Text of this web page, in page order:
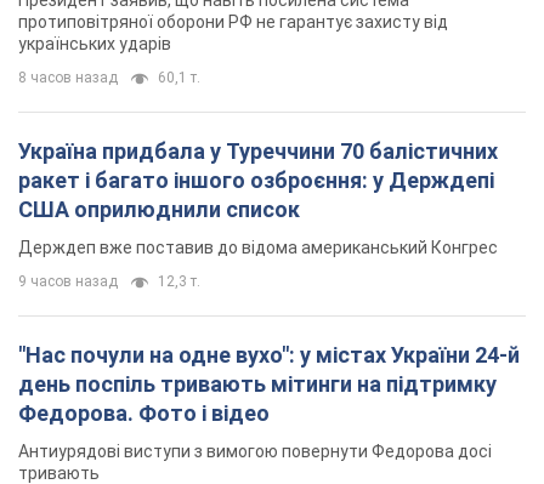
протиповітряної оборони РФ не гарантує захисту від
українських ударів
8 часов назад 60,1 т.
Україна придбала у Туреччини 70 балістичних
ракет і багато іншого озброєння: у Держдепі
США оприлюднили список
Держдеп вже поставив до відома американський Конгрес
9 часов назад 12,3 т.
"Нас почули на одне вухо": у містах України 24-й
день поспіль тривають мітинги на підтримку
Федорова. Фото і відео
Антиурядові виступи з вимогою повернути Федорова досі
тривають